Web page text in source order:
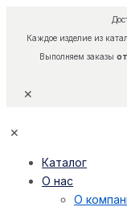
Каждое изделие из
Выполняем заказы
✕
✕
Каталог
О нас
О